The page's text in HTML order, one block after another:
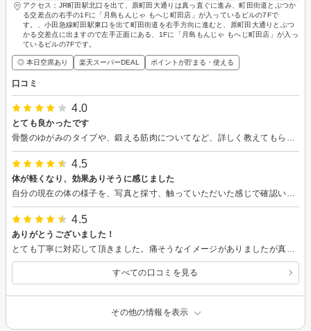
アクセス：JR町田駅北口を出て、原町田大通りは真っ直ぐに進み、町田街道とぶつか
る交差点の右手の1Fに「月島もんじゃ もへじ町田店」が入っているビルの7Fで
す。、小田急線町田駅東口を出て町田街道を右手方向に進むと、原町田大通りとぶつ
かる交差点に出ますので左手正面にある、1Fに「月島もんじゃ もへじ町田店」が入っ
ているビルの7Fです。
◎ 本日空席あり 楽天スーパーDEAL ポイントが貯まる・使える
口コミ
4.0
とても良かったです
4.5
体が軽くなり、効果ありそうに感じました
4.5
ありがとうございました！
すべての口コミを見る
その他の情報を表示